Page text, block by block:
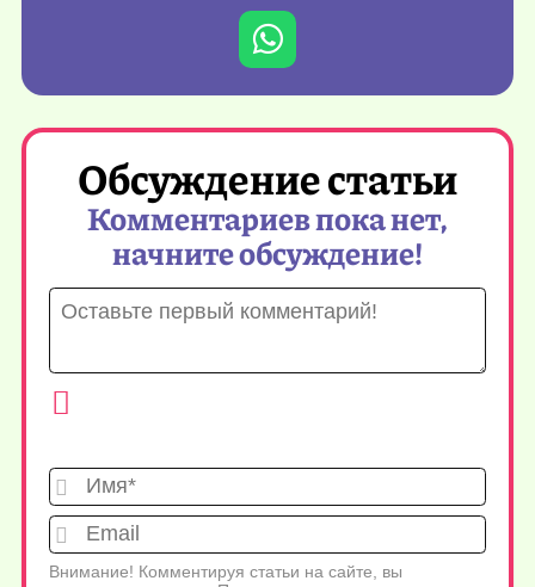
Обсуждение статьи
Комментариев пока нет,
начните обсуждение!
Имя*
Внимание! Комментируя статьи на сайте, вы